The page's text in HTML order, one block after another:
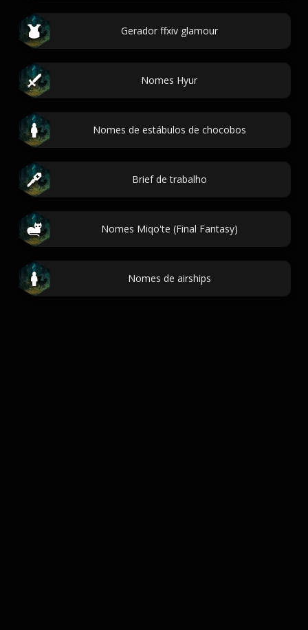
Gerador ffxiv glamour
Nomes Hyur
Nomes de estábulos de chocobos
Brief de trabalho
Nomes Miqo'te (Final Fantasy)
Nomes de airships